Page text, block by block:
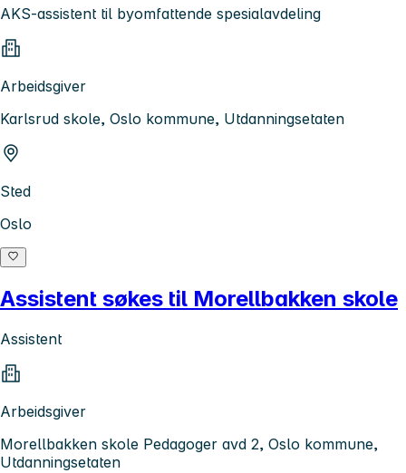
AKS-assistent til byomfattende spesialavdeling
Arbeidsgiver
Karlsrud skole, Oslo kommune, Utdanningsetaten
Sted
Oslo
Assistent søkes til Morellbakken skole
Assistent
Arbeidsgiver
Morellbakken skole Pedagoger avd 2, Oslo kommune,
Utdanningsetaten